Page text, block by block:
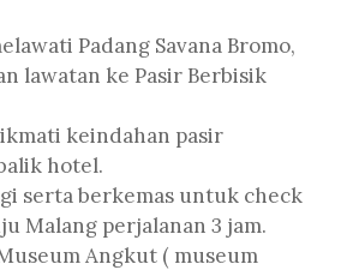
Padang Savana Bromo,
lawatan ke Pasir Berbisik
keindahan pasir
hotel.
serta berkemas untuk check
Malang perjalanan 3 jam.
Angkut ( museum